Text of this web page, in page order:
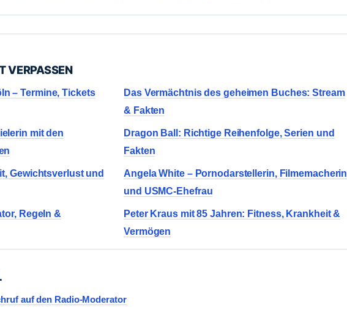
VERPASSEN
– Termine, Tickets
Das Vermächtnis des geheimen Buches: Stream
& Fakten
mit den
Dragon Ball: Richtige Reihenfolge, Serien und
Fakten
Gewichtsverlust und
Angela White – Pornodarstellerin, Filmemacherin
und USMC-Ehefrau
Regeln &
Peter Kraus mit 85 Jahren: Fitness, Krankheit &
Vermögen
auf den Radio-Moderator